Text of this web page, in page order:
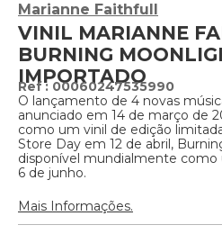
Marianne Faithfull
VINIL MARIANNE
BURNING
IMPORTADO
: 00060247535990
O lançamento de 4 novas
anunciado em 14 de março de
como um vinil de edição
Store Day em 12 de abril,
disponível mundialmente como
6 de junho.
Mais Informações.